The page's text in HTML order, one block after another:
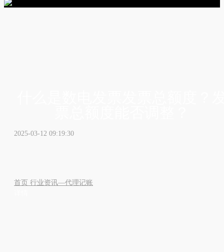
2025-03-12 09:19:30
首页 行业资讯—代理记账